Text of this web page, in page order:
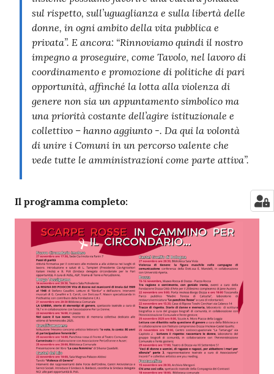
sul rispetto, sull’uguaglianza e sulla libertà delle
donne, in ogni ambito della vita pubblica e
privata”. E ancora: “Rinnoviamo quindi il nostro
impegno a proseguire, come Tavolo, nel lavoro di
coordinamento e promozione di politiche di pari
opportunità, affinché la lotta alla violenza di
genere non sia un appuntamento simbolico ma
una priorità costante dell’agire istituzionale e
collettivo – hanno aggiunto -. Da qui la volontà
di unire i Comuni in un percorso valente che
vede tutte le amministrazioni come parte attiva”.
Il programma completo: